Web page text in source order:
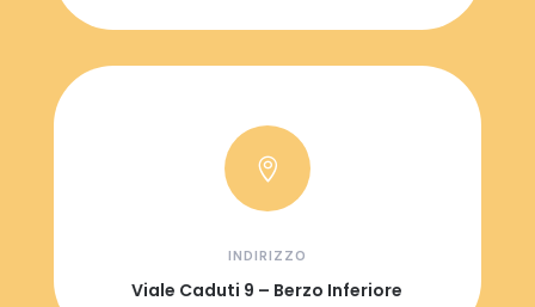

INDIRIZZO
Viale Caduti 9 – Berzo Inferiore